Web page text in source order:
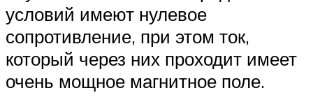
условий имеют нулевое
сопротивление, при этом ток,
который через них проходит имеет
очень мощное магнитное поле.